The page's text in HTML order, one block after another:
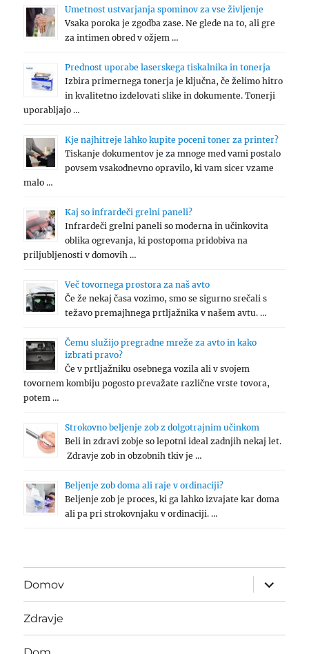
Umetnost ustvarjanja spominov za vse življenje
Vsaka poroka je zgodba zase. Ne glede na to, ali gre
za intimen obred v ožjem …
Prednost uporabe laserskega tiskalnika in tonerja
Izbira primernega tonerja je ključna, če želimo hitro
in kvalitetno izdelovati slike in dokumente. Tonerji
uporabljajo …
Kje najhitreje lahko kupite poceni toner za printer?
Tiskanje dokumentov je za mnoge med vami postalo
povsem vsakodnevno opravilo, ki vam sicer vzame
malo …
Kaj so infrardeči grelni paneli?
Infrardeči grelni paneli so moderna in učinkovita
oblika ogrevanja, ki postopoma pridobiva na
priljubljenosti v domovih …
Več tovornega prostora za naš avto
Če že nekaj časa vozimo, smo se sigurno srečali s
težavo premajhnega prtljažnika v našem avtu. …
Čemu služijo pregradne mreže za avto in kako
izbrati pravo?
Če v prtljažniku osebnega vozila ali v svojem
tovornem kombiju pogosto prevažate različne vrste tovora,
potem …
Strokovno beljenje zob z dolgotrajnim učinkom
Beli in zdravi zobje so lepotni ideal zadnjih nekaj let.
Zdravje zob in obzobnih tkiv je …
Beljenje zob doma ali raje v ordinaciji?
Beljenje zob je proces, ki ga lahko izvajate kar doma
ali pa pri strokovnjaku v ordinaciji. …
Domov
expand
child
menu
Zdravje